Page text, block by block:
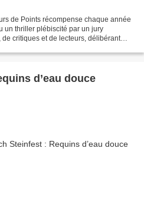
de Points récompense chaque année
un thriller plébiscité par un jury
critiques et de lecteurs, délibérant
d’eau douce